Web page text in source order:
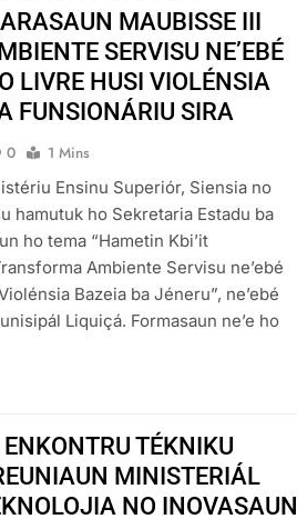
MAUBISSE III
SERVISU NE’EBÉ
LIVRE HUSI VIOLÉNSIA
FUNSIONÁRIU SIRA
0
1 Mins
Ensinu Superiór, Siensia no
hamutuk ho Sekretaria Estadu ba
ho tema “Hametin Kbi’it
Ambiente Servisu ne’ebé
Bazeia ba Jéneru”, ne’ebé
Liquiçá. Formasaun ne’e ho
TÉKNIKU
MINISTERIÁL
NO INOVASAUN